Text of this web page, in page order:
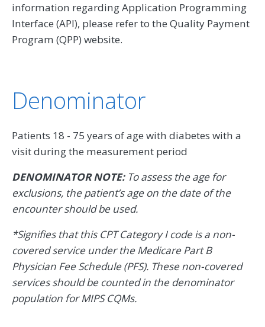
information regarding Application Programming
Interface (API), please refer to the Quality Payment
Program (QPP) website.
Denominator
Patients 18 - 75 years of age with diabetes with a
visit during the measurement period
DENOMINATOR NOTE:To assess the age for
exclusions, the patient’s age on the date of the
encounter should be used.
*Signifies that this CPT Category I code is a non-
covered service under the Medicare Part B
Physician Fee Schedule (PFS). These non-covered
services should be counted in the denominator
population for MIPS CQMs.